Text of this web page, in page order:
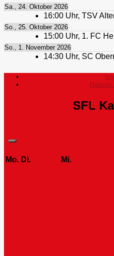
Sa., 24. Oktober 2026
16:00 Uhr, TSV
So., 25. Oktober 2026
15:00 Uhr, 1. FC
So., 1. November 2026
14:30 Uhr, SC
SFL
Mo. Di. Mi.